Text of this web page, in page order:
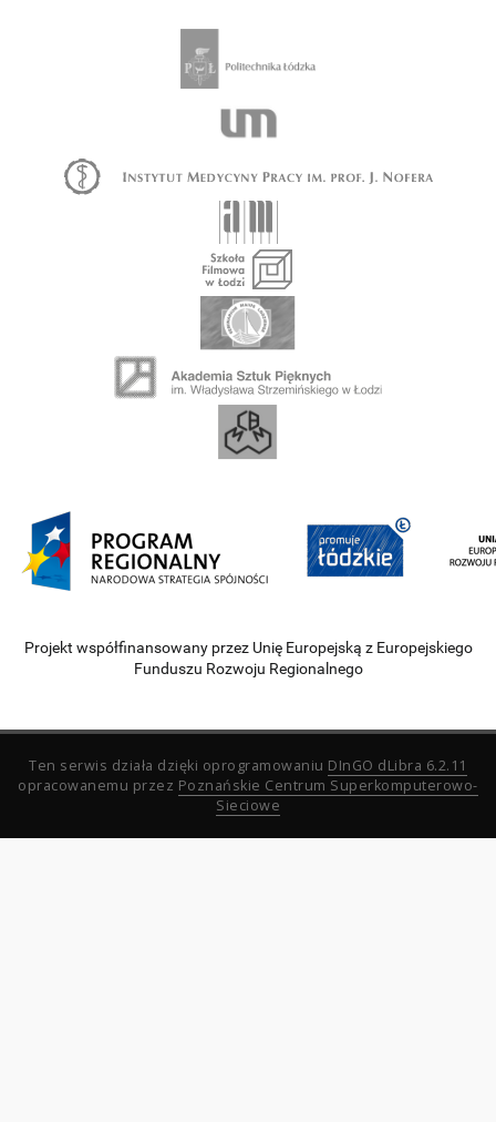
Projekt współfinansowany przez Unię Europejską z Europejskiego
Funduszu Rozwoju Regionalnego
Ten serwis działa dzięki oprogramowaniu DInGO dLibra 6.2.11
opracowanemu przez Poznańskie Centrum Superkomputerowo-
Sieciowe